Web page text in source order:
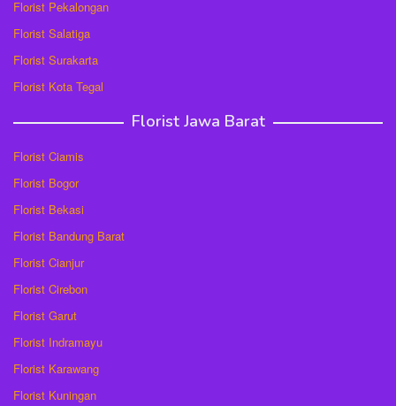
Florist Pekalongan
Florist Salatiga
Florist Surakarta
Florist Kota Tegal
Florist Jawa Barat
Florist Ciamis
Florist Bogor
Florist Bekasi
Florist Bandung Barat
Florist Cianjur
Florist Cirebon
Florist Garut
Florist Indramayu
Florist Karawang
Florist Kuningan